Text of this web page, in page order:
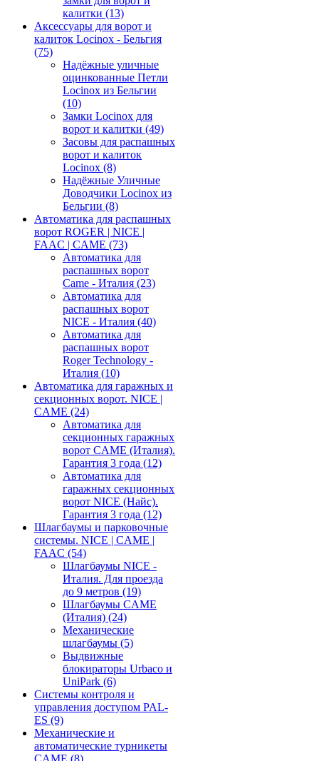
калитки (13)
Аксессуары для ворот и
калиток Locinox - Бельгия
(75)
Надёжные уличные
оцинкованные Петли
Locinox из Бельгии
(10)
Замки Locinox для
ворот и калитки (49)
Засовы для распашных
ворот и калиток
Locinox (8)
Надёжные Уличные
Доводчики Locinox из
Бельгии (8)
Автоматика для распашных
ворот ROGER | NICE |
FAAC | CAME (73)
Автоматика для
распашных ворот
Came - Италия (23)
Автоматика для
распашных ворот
NICE - Италия (40)
Автоматика для
распашных ворот
Roger Technology -
Италия (10)
Автоматика для гаражных и
секционных ворот. NICE |
CAME (24)
Автоматика для
секционных гаражных
ворот CAME (Италия).
Гарантия 3 года (12)
Автоматика для
гаражных секционных
ворот NICE (Найс).
Гарантия 3 года (12)
Шлагбаумы и парковочные
системы. NICE | CAME |
FAAC (54)
Шлагбаумы NICE -
Италия. Для проезда
до 9 метров (19)
Шлагбаумы CAME
(Италия) (24)
Механические
шлагбаумы (5)
Выдвижные
блокираторы Urbaco и
UniPark (6)
Системы контроля и
управления доступом PAL-
ES (9)
Механические и
автоматические турникеты
CAME (8)